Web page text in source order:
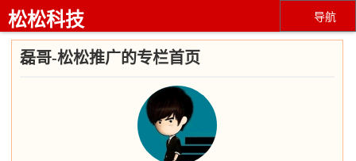
导航
松松科技
磊哥-松松推广的专栏首页